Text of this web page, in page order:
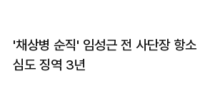
'채상병 순직' 임성근 전 사단장 항소
심도 징역 3년